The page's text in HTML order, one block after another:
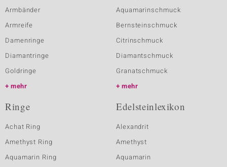
Armbänder
Armreife
Damenringe
Diamantringe
Goldringe
mehr
Aquamarinschmuck
Bernsteinschmuck
Citrinschmuck
Diamantschmuck
Granatschmuck
mehr
Ringe
Achat Ring
Amethyst Ring
Aquamarin Ring
Edelsteinlexikon
Alexandrit
Amethyst
Aquamarin